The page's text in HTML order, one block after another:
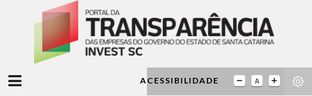
ACESSIBILIDADE